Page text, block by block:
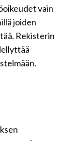
vain
joiden
Rekisterin